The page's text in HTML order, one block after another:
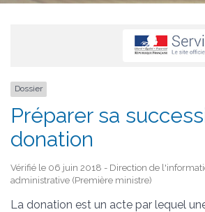
Dossier
Préparer sa
donation
Vérifié le 06 juin 2018 - Direction de
administrative (Première ministre)
La donation est un acte par lequel